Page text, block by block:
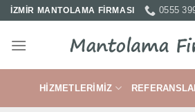
İçeriğe
İZMİR MANTOLAMA FİRMASI 0555
HIZMETLERIMIZ